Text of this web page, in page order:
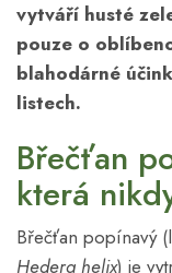
vytváří husté
pouze o
blahodárné
listech.
Břečťan
která
Břečťan popínavý
Hedera helix) je